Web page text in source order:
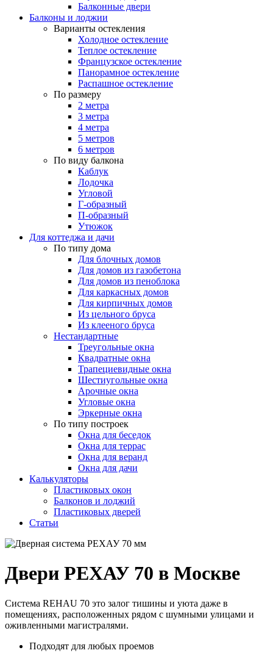
Балконные двери
Балконы и лоджии
Варианты остекления
Холодное остекление
Теплое остекление
Французское остекление
Панорамное остекление
Распашное остекление
По размеру
2 метра
3 метра
4 метра
5 метров
6 метров
По виду балкона
Каблук
Лодочка
Угловой
Г-образный
П-образный
Утюжок
Для коттеджа и дачи
По типу дома
Для блочных домов
Для домов из газобетона
Для домов из пеноблока
Для каркасных домов
Для кирпичных домов
Из цельного бруса
Из клееного бруса
Нестандартные
Треугольные окна
Квадратные окна
Трапециевидные окна
Шестиугольные окна
Арочные окна
Угловые окна
Эркерные окна
По типу построек
Окна для беседок
Окна для террас
Окна для веранд
Окна для дачи
Калькуляторы
Пластиковых окон
Балконов и лоджий
Пластиковых дверей
Статьи
Двери РЕХАУ 70 в Москве
Система REHAU 70 это залог тишины и уюта даже в
помещениях, расположенных рядом с шумными улицами и
оживленными магистралями.
Подходят для любых проемов